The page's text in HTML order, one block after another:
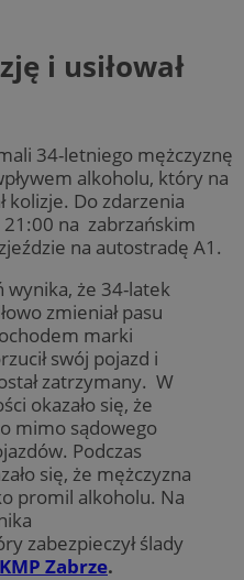
i usiłował
34-letniego mężczyznę
alkoholu, który na
kolizje. Do zdarzenia
21:00 na zabrzańskim
na autostradę A1.
wynika, że 34-latek
zmieniał pasu
marki
swój pojazd i
zatrzymany. W
okazało się, że
mimo sądowego
Podczas
się, że mężczyzna
promil alkoholu. Na
zabezpieczył ślady
KMP Zabrze.